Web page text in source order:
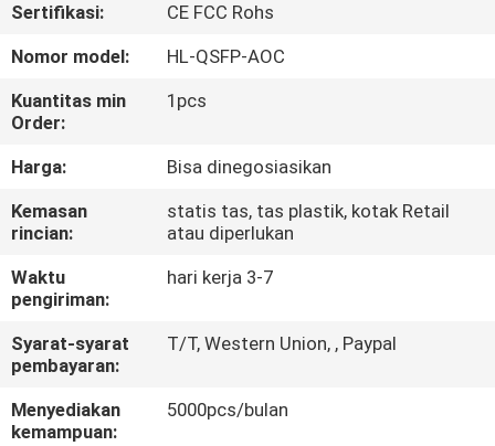
PABRIK
KONTROL
KUALITAS
HUBUNGI
KAMI
BERITA
KASUS-
KASUS
Sertifikasi:
CE FCC Rohs
Nomor model:
HL-QSFP-AOC
Kuantitas min
Order:
1pcs
Harga:
Bisa dinegosiasikan
Kemasan
rincian:
statis tas, tas plastik, kotak Retail
atau diperlukan
Waktu
pengiriman:
hari kerja 3-7
Syarat-syarat
pembayaran:
T/T, Western Union, , Paypal
Menyediakan
kemampuan:
5000pcs/bulan